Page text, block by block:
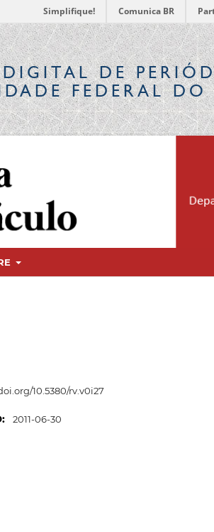
Simplifique! Comunica BR
DE
FEDERAL DO
10.5380/rv.v0i27
2011-06-30